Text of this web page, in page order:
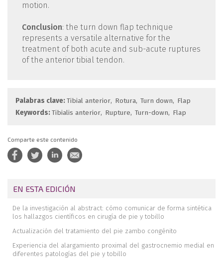
motion.
Conclusion: the turn down flap technique
represents a versatile alternative for the
treatment of both acute and sub-acute ruptures
of the anterior tibial tendon.
Palabras clave:Tibial anterior Rotura Turn down
Flap
Keywords:Tibialis anterior Rupture Turn-down Flap
Comparte este contenido
EN ESTA EDICIÓN
De la investigación al abstract: cómo comunicar de forma sintética
los hallazgos científicos en cirugía de pie y tobillo
Actualización del tratamiento del pie zambo congénito
Experiencia del alargamiento proximal del gastrocnemio medial en
diferentes patologías del pie y tobillo